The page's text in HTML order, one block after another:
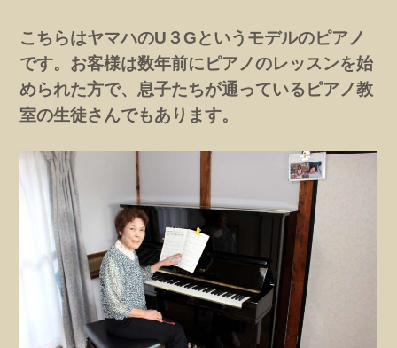
こちらはヤマハのU３Gというモデルのピアノ
です。お客様は数年前にピアノのレッスンを始
められた方で、息子たちが通っているピアノ教
室の生徒さんでもあります。